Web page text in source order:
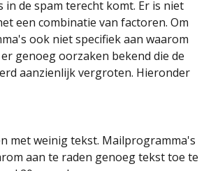
de spam terecht komt. Er is niet
een combinatie van factoren. Om
ook niet specifiek aan waarom
genoeg oorzaken bekend die de
aanzienlijk vergroten. Hieronder
met weinig tekst. Mailprogramma's
aan te raden genoeg tekst toe te